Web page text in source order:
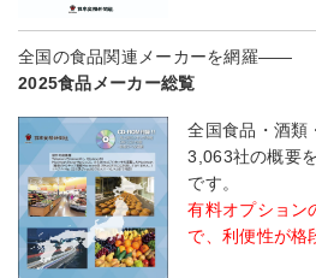
全国の食品関連メーカーを網羅――
2025食品メーカー総覧
全国食品・酒類
3,063社の概要
です。
有料オプション
で、利便性が格